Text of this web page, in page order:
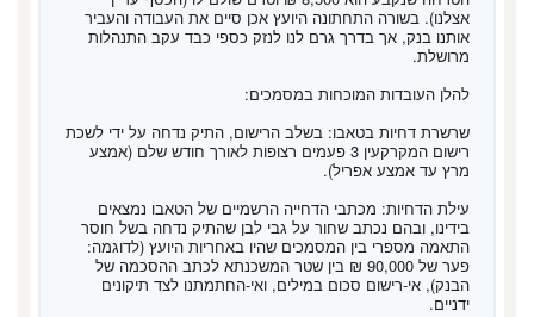
אצלנו). בשורה התחתונה היועץ אכן סיים את העבודה והעביר
אותנו בנק, אך בדרך גרם לנו לנזק כספי כבד עקב התנהלות
מרושלת.
להלן העובדות המוכחות במסמכים:
שרשרת דחיות בטאבו: בשלב הרישום, התיק נדחה על ידי לשכת
רישום המקרקעין 3 פעמים רצופות לאורך חודש שלם (אמצע
מרץ עד אמצע אפריל).
עילת הדחיות: מכתבי הדחייה הרשמיים של הטאבו נמצאים
בידינו, ובהם נכתב שחור על גבי לבן שהתיק נדחה בשל חוסר
התאמה מספרי בין המסמכים שהיו באחריות היועץ (לדוגמה:
פער של 90,000 ₪ בין שטר המשכנתא לכתב ההסכמה של
הבנק), אי-רישום סכום במילים, ואי-החתמתנו לצד תיקונים
ידניים.